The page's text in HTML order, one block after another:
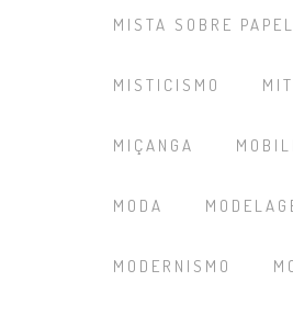
MISTA SOBRE PAPEL
MISTICISMO
MIÇANGA
MODA
MODERNISMO